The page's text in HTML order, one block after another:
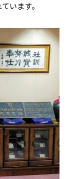
います。